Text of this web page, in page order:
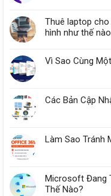
Thuê laptop
hình như thế
Vì Sao Cùng
Các Bản Cập
Làm Sao Tránh
Microsoft Đang
Thế Nào?